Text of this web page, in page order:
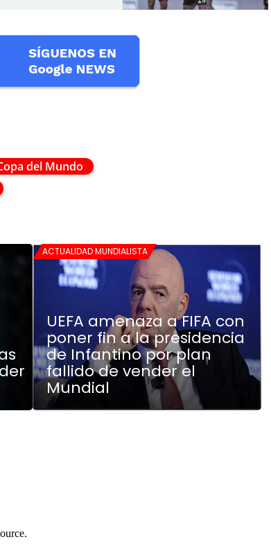
del Mundo
ACTUALIDAD MUNDIALISTA
UEFA amenaza a FIFA con
poner fin a la presidencia
de Infantino por plan
fallido de vender el
Mundial